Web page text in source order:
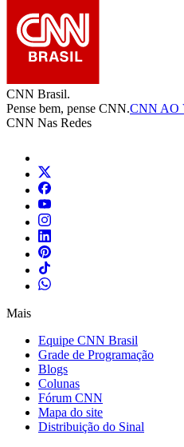
CNN Brasil.
Pense bem, pense CNN.CNN AO
CNN Nas Redes
Mais
Equipe CNN Brasil
Grade de Programação
Blogs
Colunas
Fórum CNN
Mapa do site
Distribuição do Sinal